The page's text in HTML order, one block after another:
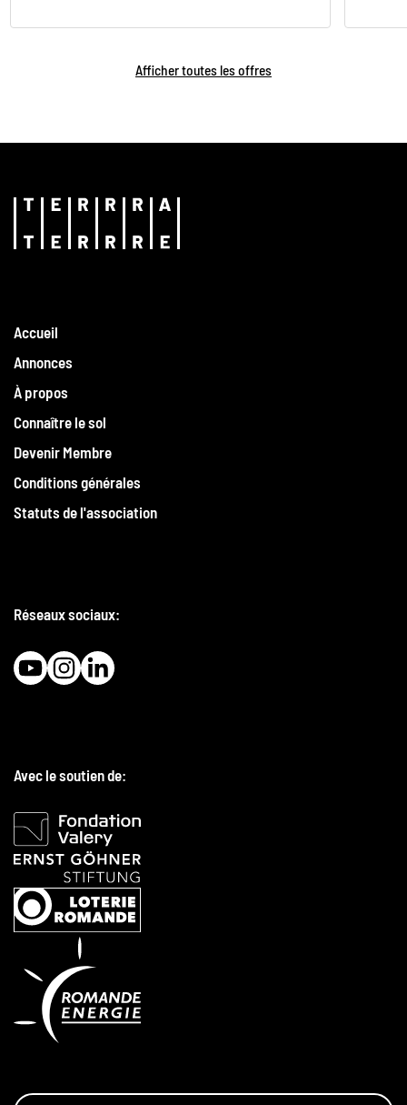
Afficher toutes les offres
Accueil
Annonces
À propos
Connaître le sol
Devenir Membre
Conditions générales
Statuts de l'association
Réseaux sociaux:
Avec le soutien de: